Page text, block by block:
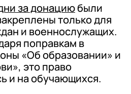
за донациюбыли
только для
и военнослужащих.
поправкам в
«Об образовании» и
это право
и на обучающихся.